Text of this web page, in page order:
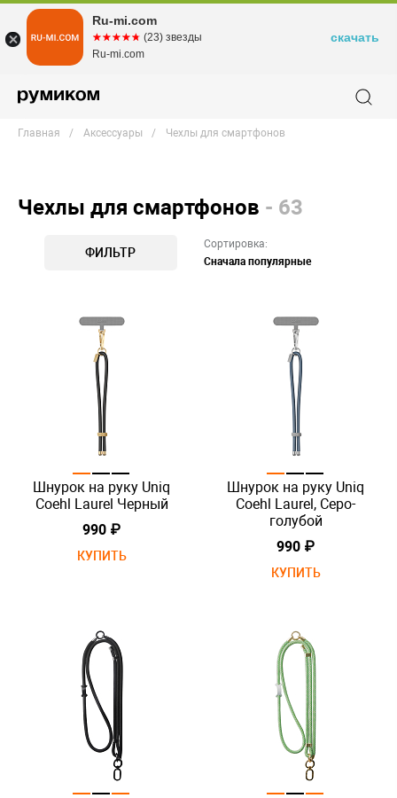
Главная Аксессуары Чехлы для смартфонов
Чехлы для смартфонов - 63
ФИЛЬТР
Сортировка:
Шнурок на руку Uniq
Coehl Laurel Черный
990 ₽
КУПИТЬ
Шнурок на руку Uniq
Coehl Laurel, Серо-
голубой
990 ₽
КУПИТЬ
Ru-mi.com
☆☆☆☆☆
★★★★★ (23) звезды
Ru-mi.com
скачать